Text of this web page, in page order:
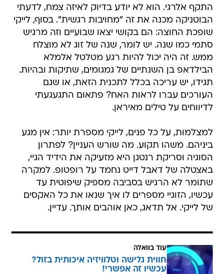
התקף אלרגי. הוא לא יודע בדיוק לאיזה צמח, לדעתי
הבוטניקה מכנה את זה "מחויבות רגשית". בסוף, לייקי
שופכת החוצה: הם בקושי יצאו שבועיים וזה מרגיש
סתמי כמו שנה. יש לומר, שנה של זוג לא מוצלח
ממש. זה היה יכול להיות רגע מטלטל אלמלא
הבילדאפ בן השנתיים של גמגומים, שתיקות ובהיות.
תגידו, יש עריכה בכלל לתכנית הזאת, או שגם
העורכים עברו לראות האח? פתאום התגעגעתי
לדיווחים על טילים מאיראן.
למצלמות, על כל פנים, לייקי מספרת יותר: אין מגע
ביניהם. משהו תקוע. מה שורש העניין? לפתרון
הסוגיה וסריקת רנטגן היא מזעיקה את הידיד הגיי,
באצטלה של דאבל דייט נחמד על רופטופ. למקרה
שתומר לא הרגיש בסביבה מספיק שיפוטית עד
עכשיו, הזוגיי מספרים לו איך שנאו את כל האקסים
של לייקי. אל תדאג, כאן אוהבים אותך. עדיין.
עוד בוואלה
חווית גלישה וטלוויזיה איכותית בזול?
עכשיו זה אפשרי!